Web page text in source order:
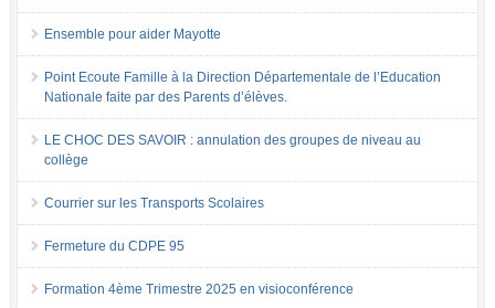
Ensemble pour aider Mayotte
Point Ecoute Famille à la Direction Départementale de l’Education
Nationale faite par des Parents d’élèves.
LE CHOC DES SAVOIR : annulation des groupes de niveau au
collège
Courrier sur les Transports Scolaires
Fermeture du CDPE 95
Formation 4ème Trimestre 2025 en visioconférence